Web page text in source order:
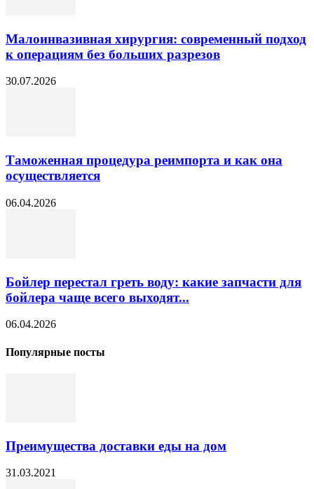
Малоинвазивная хирургия: современный подход
к операциям без больших разрезов
30.07.2026
Таможенная процедура реимпорта и как она
осуществляется
06.04.2026
Бойлер перестал греть воду: какие запчасти для
бойлера чаще всего выходят...
06.04.2026
Популярные посты
Преимущества доставки еды на дом
31.03.2021